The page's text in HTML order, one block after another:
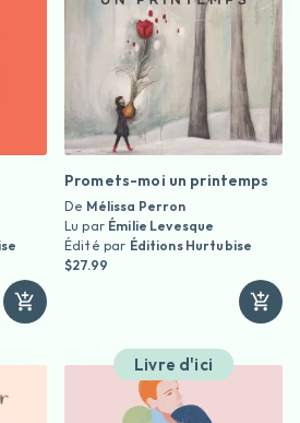
Promets-moi un printemps
De Mélissa Perron
Lu par Émilie Levesque
Édité par Éditions Hurtubise
$27.99
Livre d'ici